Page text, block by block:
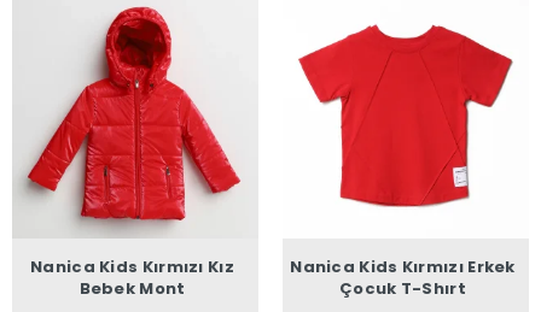
Nanica Kids Kırmızı Kız
Bebek Mont
Nanica Kids Kırmızı Erkek
Çocuk T-Shırt